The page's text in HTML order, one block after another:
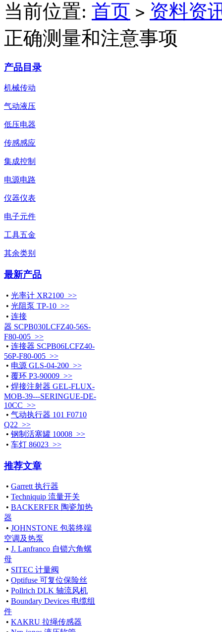
当前位置: 首页 > 资料资
正确测量和注意事项
产品目录
机械传动
气动液压
低压电器
传感感应
集成控制
电源电路
仪器仪表
电子元件
工具五金
其余类别
最新产品
• 光率计 XR2100 >>
• 光阻泵 TP-10 >>
• 连接
器 SCPB030LCFZ40-56S-
F80-005 >>
• 连接器 SCPB06LCFZ40-
56P-F80-005 >>
• 电源 GLS-04-200 >>
• 覆环 P3-90009 >>
• 焊接注射器 GEL-FLUX-
MOB-39---SERINGUE-DE-
10CC >>
• 气动执行器 101 F0710
Q22 >>
• 钢制活塞罐 10008 >>
• 车灯 86023 >>
推荐文章
• Garrett 执行器
• Techniquip 流量开关
• BACKERFER 陶瓷加热
器
• JOHNSTONE 包装终端
空调及热泵
• J. Lanfranco 自锁六角螺
母
• SITEC 计量阀
• Optifuse 可复位保险丝
• Pollrich DLK 轴流风机
• Boundary Devices 电缆组
件
• KAKRU 拉绳传感器